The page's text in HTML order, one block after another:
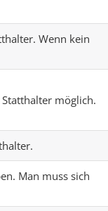
Wenn kein
möglich.
Man muss sich